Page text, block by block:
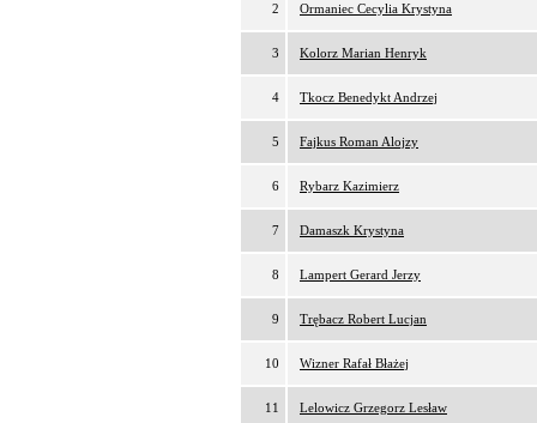
2 Ormaniec Cecylia Krystyna
3 Kolorz Marian Henryk
4 Tkocz Benedykt Andrzej
5 Fajkus Roman Alojzy
6 Rybarz Kazimierz
7 Damaszk Krystyna
8 Lampert Gerard Jerzy
9 Trębacz Robert Lucjan
10 Wizner Rafał Błażej
11 Lelowicz Grzegorz Lesław